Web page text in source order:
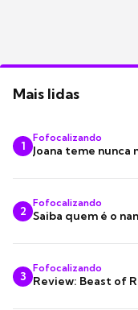
Mais lidas
1
Fofocalizando
Joana teme nunca
2
Fofocalizando
Saiba quem é o
3
Fofocalizando
Review: Beast of